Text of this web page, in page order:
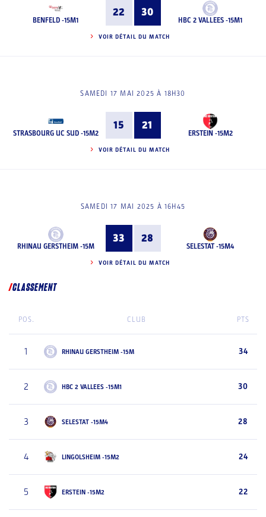
BENFELD -15M1
22 30
HBC 2 VALLEES -15M1
VOIR DÉTAIL DU MATCH
SAMEDI 17 MAI 2025 À 18H30
STRASBOURG UC SUD -15M2
15 21
ERSTEIN -15M2
VOIR DÉTAIL DU MATCH
SAMEDI 17 MAI 2025 À 16H45
RHINAU GERSTHEIM -15M
33 28
SELESTAT -15M4
VOIR DÉTAIL DU MATCH
CLASSEMENT
POS. CLUB PTS
1 RHINAU GERSTHEIM -15M 34
2 HBC 2 VALLEES -15M1 30
3 SELESTAT -15M4 28
4 LINGOLSHEIM -15M2 24
5 ERSTEIN -15M2 22